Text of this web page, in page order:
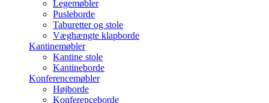
Legemøbler
Pusleborde
Taburetter og stole
Væghængte klapborde
Kantinemøbler
Kantine stole
Kantineborde
Konferencemøbler
Højborde
Konferenceborde